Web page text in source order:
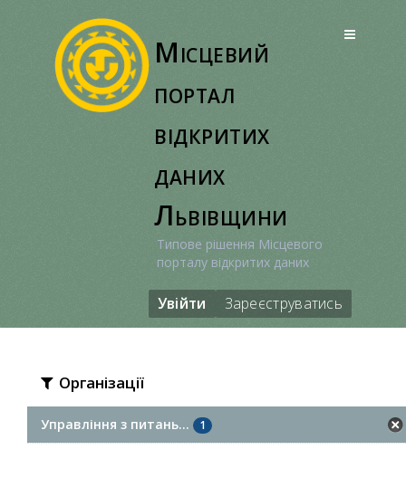
Місцевий
портал
відкритих
даних
Львівщини
Типове рішення Місцевого
порталу відкритих даних
Увійти Зареєструватись
Організації
Управління з питань... 1